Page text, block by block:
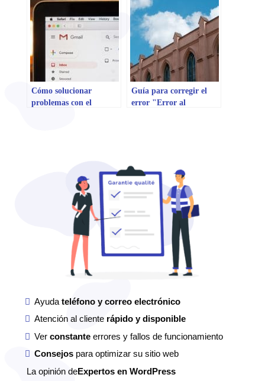
Cómo solucionar
problemas con el
Guía para corregir el
error "Error al
Ayudateléfono y correo electrónico
Atención al cliente rápido y disponible
Ver constanteerrores y fallos de funcionamiento
Consejospara optimizar su sitio web
La opinión deExpertos en WordPress